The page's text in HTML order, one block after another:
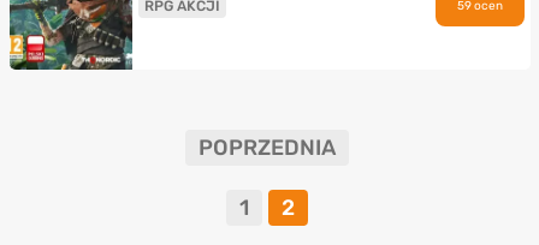
RPG AKCJI 59 ocen
POPRZEDNIA
1 2